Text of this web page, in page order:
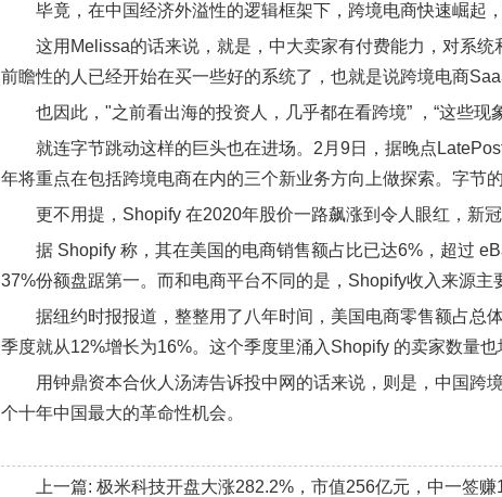
毕竟，在中国经济外溢性的逻辑框架下，跨境电商快速崛起
这用Melissa的话来说，就是，中大卖家有付费能力，对系
前瞻性的人已经开始在买一些好的系统了，也就是说跨境电商
也因此，"之前看出海的投资人，几乎都在看跨境” ，“这些现
就连字节跳动这样的巨头也在进场。2月9日，据晚点
年将重点在包括跨境电商在内的三个新业务方向上做探索。字节
更不用提，Shopify 在2020年股价一路飙涨到令人眼红，新
据 Shopify 称，其在美国的电商销售额占比已达6%，超过
37%份额盘踞第一。而和电商平台不同的是，Shopify收入来源主
据纽约时报报道，整整用了八年时间，美国电商零售额占总
季度就从12%增长为16%。这个季度里涌入Shopify 的卖家数量也
用钟鼎资本合伙人汤涛告诉投中网的话来说，则是，中国跨
个十年中国最大的革命性机会。
上一篇: 极米科技开盘大涨282.2%，市值256亿元，中一签赚